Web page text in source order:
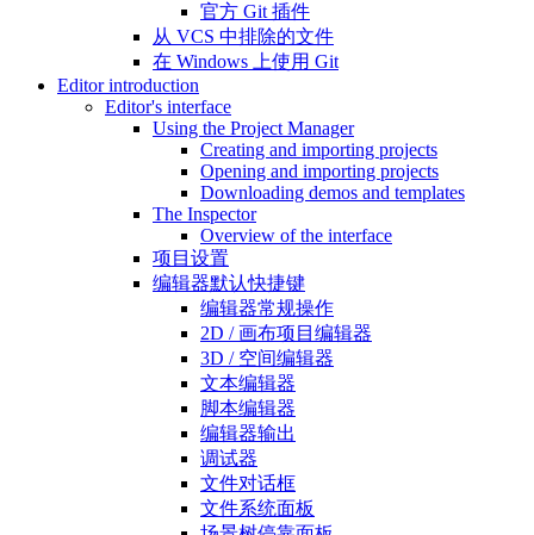
官方 Git 插件
从 VCS 中排除的文件
在 Windows 上使用 Git
Editor introduction
Editor's interface
Using the Project Manager
Creating and importing projects
Opening and importing projects
Downloading demos and templates
The Inspector
Overview of the interface
项目设置
编辑器默认快捷键
编辑器常规操作
2D / 画布项目编辑器
3D / 空间编辑器
文本编辑器
脚本编辑器
编辑器输出
调试器
文件对话框
文件系统面板